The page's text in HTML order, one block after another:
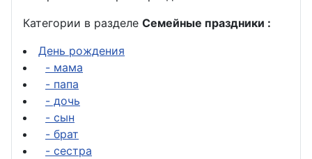
Категории в разделе Семейные праздники :
День рождения
- мама
- папа
- дочь
- сын
- брат
- сестра